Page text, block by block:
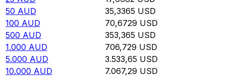
50 AUD 35,3365 USD
100 AUD 70,6729 USD
500 AUD 353,365 USD
1.000 AUD 706,729 USD
5.000 AUD 3.533,65 USD
10.000 AUD 7.067,29 USD